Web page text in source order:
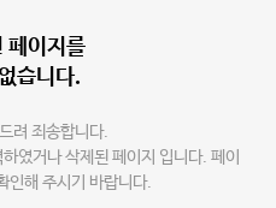
페이지를
습니다.
려 죄송합니다.
였거나 삭제된 페이지 입니다. 페이
인해 주시기 바랍니다.